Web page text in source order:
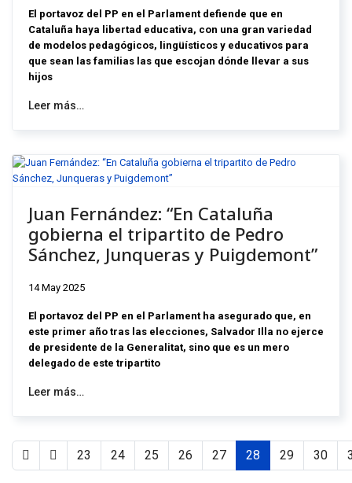
El portavoz del PP en el Parlament defiende que en
Cataluña haya libertad educativa, con una gran variedad
de modelos pedagógicos, lingüísticos y educativos para
que sean las familias las que escojan dónde llevar a sus
hijos
Leer más…
Juan Fernández: “En Cataluña
gobierna el tripartito de Pedro
Sánchez, Junqueras y Puigdemont”
14 May 2025
El portavoz del PP en el Parlament ha asegurado que, en
este primer año tras las elecciones, Salvador Illa no ejerce
de presidente de la Generalitat, sino que es un mero
delegado de este tripartito
Leer más…
23 24 25 26 27 28 29 30